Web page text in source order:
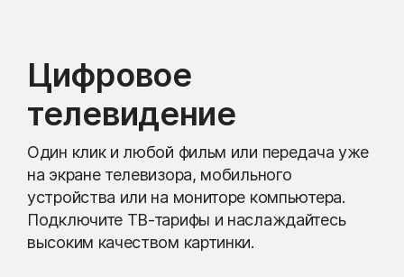
Цифровое
телевидение
Один клик и любой фильм или передача уже
на экране телевизора, мобильного
устройства или на мониторе компьютера.
Подключите ТВ-тарифы и наслаждайтесь
высоким качеством картинки.